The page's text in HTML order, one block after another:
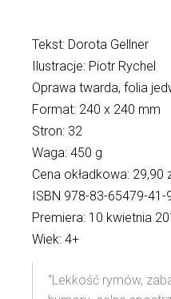
Tekst: Dorota Gellner
Ilustracje: Piotr Rychel
Oprawa twarda, folia
Format: 240 x 240 mm
Stron: 32
Waga: 450 g
Cena okładkowa: 29,90
ISBN 978-83-65479-41-
Premiera: 10 kwietnia
Wiek: 4+
“Lekkość rymów,